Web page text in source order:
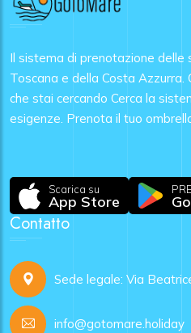
Il sistema di prenotazione delle
Toscana e della Costa Azzurra.
che stai cercando Cerca la
esigenze. Prenota il tuo
Scarica su
App Store
Contatto
Sede legale: Via
info@gotomare.holiday